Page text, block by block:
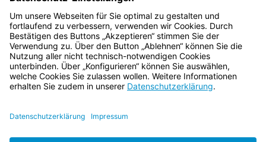
der Feuerwehr und der Rettungsdienste, abgestimmten
Sicherheitskonzept nachgewiesen wird, dass abweichende
Abschrankungen oder Blockbildungen unbedenklich sind.
Bayern.de
BayernPortal
Impressum